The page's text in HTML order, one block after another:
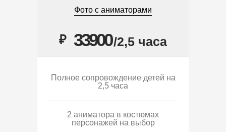
Фото с аниматорами
₽ 33900/2,5 часа
Полное сопровождение детей на
2,5 часа
2 аниматора в костюмах
персонажей на выбор